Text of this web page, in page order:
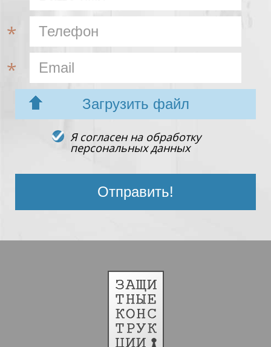
Загрузить файл
Я согласен на обработку
персональных данных